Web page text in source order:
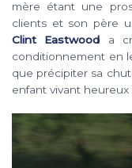
mère étant une
clients et son père
Clint Eastwood a
conditionnement en
que précipiter sa
enfant vivant heureux